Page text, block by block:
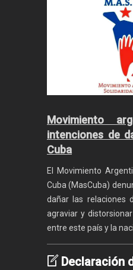
Movimiento
intenciones de
Cuba
El Movimiento
Cuba (MasCuba)
dañar las relaciones
agraviar y
entre este país y la
Declaración